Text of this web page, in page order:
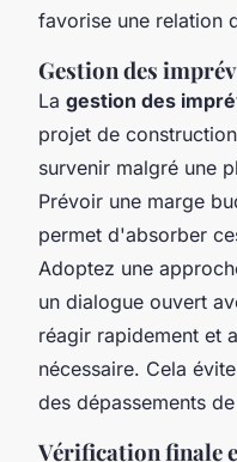
favorise une relation
Gestion des
La gestion des
projet de
survenir malgré une
Prévoir une marge
permet d'absorber
Adoptez une
un dialogue ouvert
réagir rapidement et
nécessaire. Cela
des dépassements
Vérification finale